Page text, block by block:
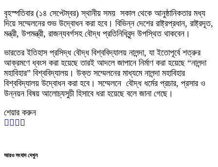
বৃহস্পতিবার (১৪ সেপ্টেম্বর) স্থানীয় সময় সকাল থেকে আনুষ্ঠানিকতার মধ্য
দিয়ে সম্মেলনের শুভ উদ্বোধন করা হবে। বিভিন্ন দেশের রাষ্ট্রপ্রধান, রাষ্ট্রদূত,
মন্ত্রী, উপমন্ত্রী, রাজন্যবর্গসহ বৌদ্ধ প্রতিনিধিবৃন্দ উপস্থিত থাকবেন।
ভারতের ইতিহাস প্রসিদ্ধ বৌদ্ধ বিশ্ববিদ্যালয় নালন্দা, যা ইতোপূর্বে শত্রুর
আক্রমণে ধ্বংস করা হয়েছে তারই আদলে জাপানে নির্মাণ করা হয়েছে “নালন্দা
মহাবিহার” বিশ্ববিদ্যালয়। উক্ত সম্মেলনের মাধ্যমে নালন্দা মহাবিহার
বিশ্ববিদ্যালয় উদ্বোধন করা হবে। সম্মেলনে বৌদ্ধ ধর্মের প্রচার, প্রসার ও
উন্নয়ন বিষয় আলোচ্যসুচী হিসাবে ধরা হয়েছে বলে জানা গেছে।
শেয়ার করুন
আরও সংবাদ দেখুন